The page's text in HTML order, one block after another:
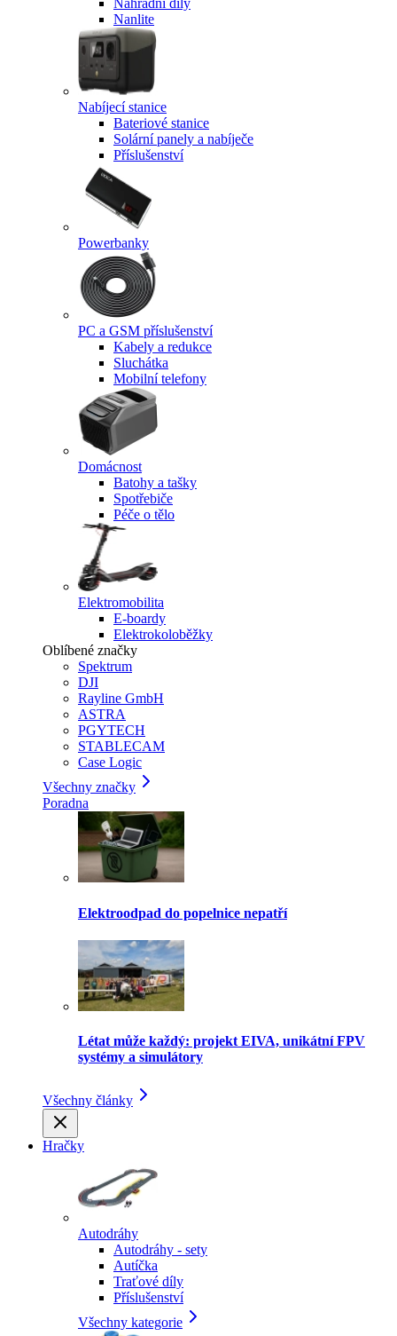
Náhradní díly
Nanlite
Nabíjecí stanice
Bateriové stanice
Solární panely a nabíječe
Příslušenství
Powerbanky
PC a GSM příslušenství
Kabely a redukce
Sluchátka
Mobilní telefony
Domácnost
Batohy a tašky
Spotřebiče
Péče o tělo
Elektromobilita
E-boardy
Elektrokoloběžky
Oblíbené značky
Spektrum
DJI
Rayline GmbH
ASTRA
PGYTECH
STABLECAM
Case Logic
Všechny značky
Poradna
Elektroodpad do popelnice nepatří
Létat může každý: projekt EIVA, unikátní FPV
systémy a simulátory
Všechny články
Hračky
Autodráhy
Autodráhy - sety
Autíčka
Traťové díly
Příslušenství
Všechny kategorie